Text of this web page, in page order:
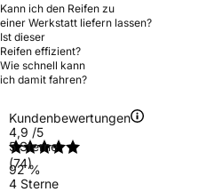
Kann ich den Reifen zu
einer Werkstatt liefern lassen?
Ist dieser
Reifen effizient?
Wie schnell kann
ich damit fahren?
Kundenbewertungen
4,9 /5
(74)
5 Sterne
92 %
4 Sterne